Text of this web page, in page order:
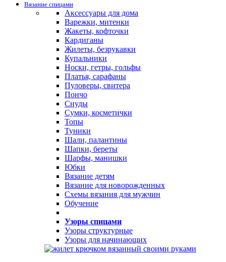
Вязание спицами
Аксессуары для дома
Варежки, митенки
Жакеты, кофточки
Кардиганы
Жилеты, безрукавки
Купальники
Носки, гетры, гольфы
Платья, сарафаны
Пуловеры, свитера
Пончо
Снуды
Сумки, косметички
Топы
Туники
Шали, палантины
Шапки, береты
Шарфы, манишки
Юбки
Вязание детям
Вязание для новорожденных
Схемы вязания для мужчин
Обучение
Узоры спицами
Узоры структурные
Узоры для начинающих